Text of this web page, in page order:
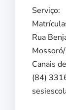
Serviço:
Rua
Canais
(84)